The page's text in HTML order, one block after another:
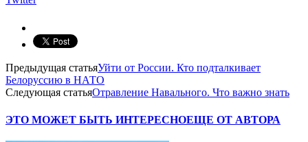
Предыдущая статьяУйти от России. Кто подталкивает
Белоруссию в НАТО
Следующая статьяОтравление Навального. Что важно знать
ЭТО МОЖЕТ БЫТЬ ИНТЕРЕСНОЕЩЕ ОТ АВТОРА